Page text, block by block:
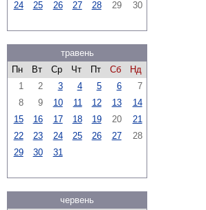
24
25 26 27 28 29 30
травень
Пн
Вт Ср Чт Пт Сб
Нд
1
2 3 4 5 6
7
8
9 10 11 12 13
14
15
16 17 18 19 20
21
22
23 24 25 26 27
28
29
30 31
червень